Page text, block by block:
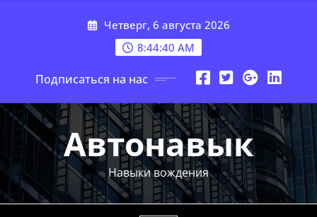
Четверг, 6 августа 2026
8:44:41 AM
Подписаться на нас
Автонавык
Навыки вождения